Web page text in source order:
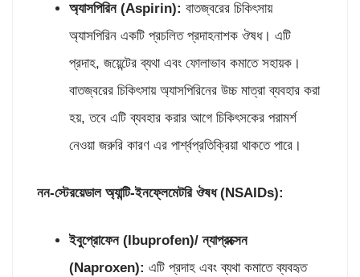
অ্যাসপিরিন (Aspirin): বাতজ্বরের চিকিৎসায়
অ্যাসপিরিন একটি প্রচলিত প্রদাহনাশক ঔষধ। এটি
প্রদাহ, জয়েন্টের ব্যথা এবং ফোলাভাব কমাতে সহায়ক।
বাতজ্বরের চিকিৎসায় অ্যাসপিরিনের উচ্চ মাত্রা ব্যবহার করা
হয়, তবে এটি ব্যবহার করার আগে চিকিৎসকের পরামর্শ
নেওয়া জরুরি কারণ এর পার্শ্বপ্রতিক্রিয়া থাকতে পারে।
নন-স্টেরয়েডাল অ্যান্টি-ইনফ্লেমেটরি ঔষধ(NSAIDs):
ইবুপ্রোফেন ( Ibuprofen)/ ন্যাপ্রক্সেন
(Naproxen): এটি প্রদাহ এবং ব্যথা কমাতে ব্যবহৃত